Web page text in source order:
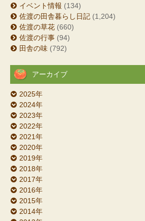
イベント情報 (134)
佐渡の田舎暮らし日記 (1,204)
佐渡の草花 (660)
佐渡の行事 (94)
田舎の味 (792)
アーカイブ
2025年
2024年
2023年
2022年
2021年
2020年
2019年
2018年
2017年
2016年
2015年
2014年